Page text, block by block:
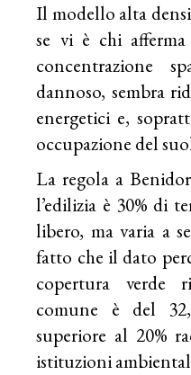
Il modello alta
se vi è chi
concentrazione
dannoso, sembra
energetici e,
occupazione del
La regola a
l’edilizia è 30% di
libero, ma varia a
fatto che il dato
copertura verde
comune è del
superiore al 20%
istituzioni